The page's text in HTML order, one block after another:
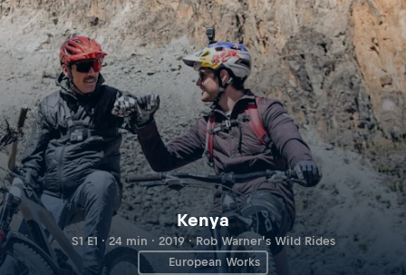
Kenya
S1 E1 · 24 min · 2019 · Rob Warner’s Wild Rides
European Works